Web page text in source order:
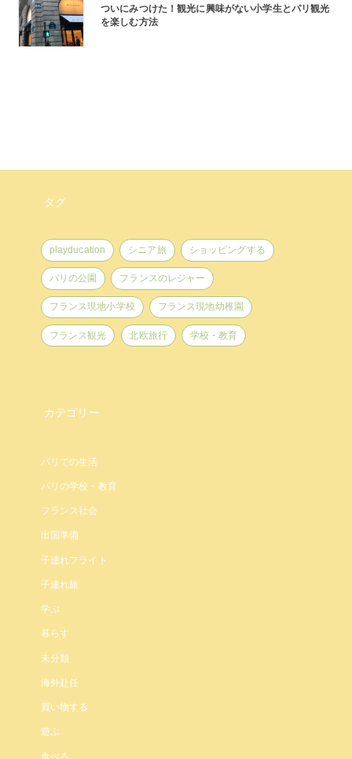
ついにみつけた！観光に興味がない小学生とパリ観光
を楽しむ方法
タグ
playducation シニア旅 ショッピングする
パリの公園 フランスのレジャー
フランス現地小学校 フランス現地幼稚園
フランス観光 北欧旅行 学校・教育
カテゴリー
パリでの生活
パリの学校・教育
フランス社会
出国準備
子連れフライト
子連れ旅
学ぶ
暮らす
未分類
海外赴任
買い物する
遊ぶ
食べる